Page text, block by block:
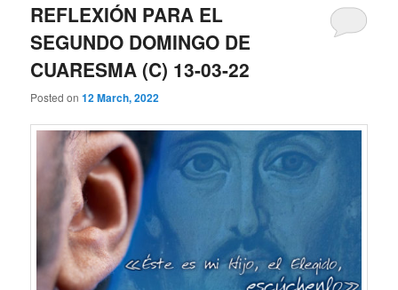
REFLEXIÓN PARA EL
SEGUNDO DOMINGO DE
CUARESMA (C) 13-03-22
Posted on12 March, 2022